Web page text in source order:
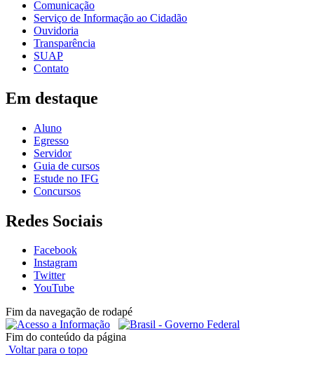
Comunicação
Serviço de Informação ao Cidadão
Ouvidoria
Transparência
SUAP
Contato
Em destaque
Aluno
Egresso
Servidor
Guia de cursos
Estude no IFG
Concursos
Redes Sociais
Facebook
Instagram
Twitter
YouTube
Fim da navegação de rodapé
Fim do conteúdo da página
Voltar para o topo